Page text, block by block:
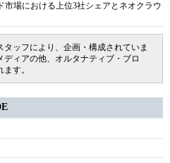
市場における上位3社シェアとネオクラウ
ッフにより、企画・構成されていま
ィアの他、オルタナティブ・ブロ
す。